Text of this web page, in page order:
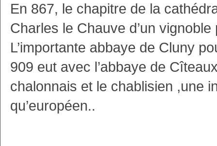
En 867, le chapitre de la
Charles le Chauve d’un
L’importante abbaye de Cluny
909 eut avec l’abbaye de
chalonnais et le chablisien ,une
qu’européen..